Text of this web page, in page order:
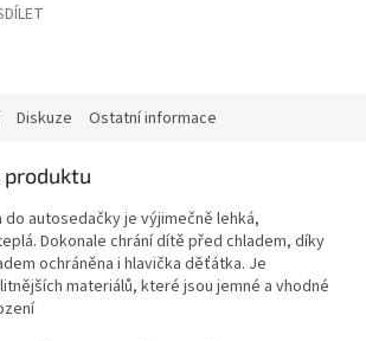
Diskuze Ostatní informace
produktu
autosedačky je výjimečně lehká,
Dokonale chrání dítě před chladem, díky
ochráněna i hlavička děťátka. Je
materiálů, které jsou jemné a vhodné